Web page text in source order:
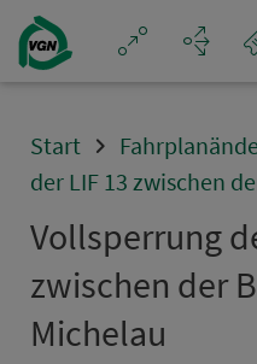
Navigation überspringen
Start
der LIF 13 zwischen
Voll­sper­rung
zwischen der
Michelau